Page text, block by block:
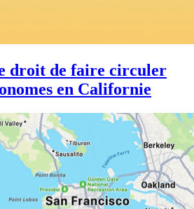
droit de faire circuler
en Californie